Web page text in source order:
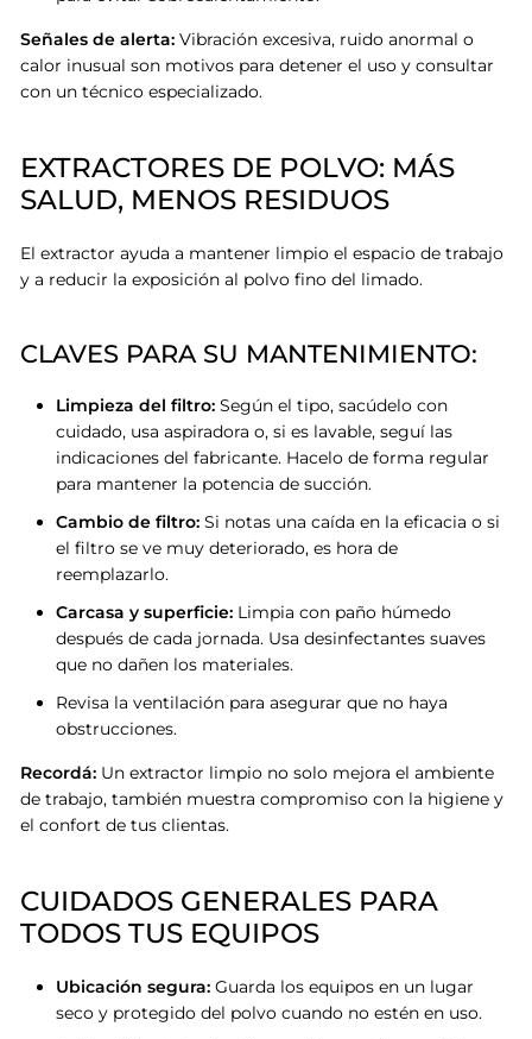
Señales de alerta: Vibración excesiva, ruido anormal o
calor inusual son motivos para detener el uso y consultar
con un técnico especializado.
EXTRACTORES DE POLVO: MÁS
SALUD, MENOS RESIDUOS
El extractor ayuda a mantener limpio el espacio de trabajo
y a reducir la exposición al polvo fino del limado.
CLAVES PARA SU MANTENIMIENTO:
Limpieza del filtro: Según el tipo, sacúdelo con
cuidado, usa aspiradora o, si es lavable, seguí las
indicaciones del fabricante. Hacelo de forma regular
para mantener la potencia de succión.
Cambio de filtro: Si notas una caída en la eficacia o si
el filtro se ve muy deteriorado, es hora de
reemplazarlo.
Carcasa y superficie: Limpia con paño húmedo
después de cada jornada. Usa desinfectantes suaves
que no dañen los materiales.
Revisa la ventilación para asegurar que no haya
obstrucciones.
Recordá: Un extractor limpio no solo mejora el ambiente
de trabajo, también muestra compromiso con la higiene y
el confort de tus clientas.
CUIDADOS GENERALES PARA
TODOS TUS EQUIPOS
Ubicación segura: Guarda los equipos en un lugar
seco y protegido del polvo cuando no estén en uso.